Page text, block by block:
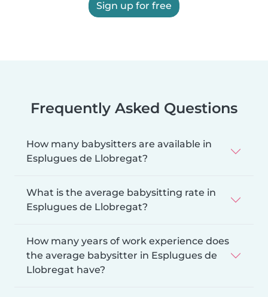
Sign up for free
Frequently Asked Questions
How many babysitters are available in
Esplugues de Llobregat?
What is the average babysitting rate in
Esplugues de Llobregat?
How many years of work experience does
the average babysitter in Esplugues de
Llobregat have?